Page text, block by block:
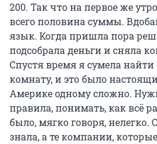
200. Так что на первое же
всего половина суммы.
язык. Когда пришла пора
подсобрала деньги и сняла
Спустя время я сумела
комнату, и это было
Америке одному сложно.
правила, понимать, как всё
было, мягко говоря, нелегко.
знала, а те компании,